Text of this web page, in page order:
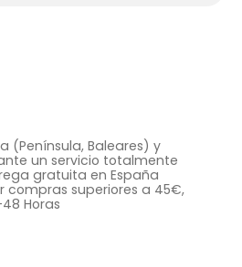
(Península, Baleares) y
un servicio totalmente
gratuita en España
compras superiores a 45€,
Horas